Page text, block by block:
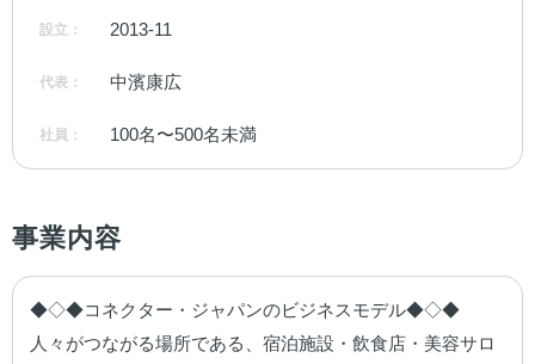
設立： 2013-11
代表： 中濱康広
社員： 100名〜500名未満
事業内容
◆◇◆コネクター・ジャパンのビジネスモデル◆◇◆
人々がつながる場所である、宿泊施設・飲食店・美容サロ